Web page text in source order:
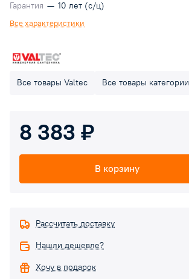
Гарантия — 10 лет (с/ц)
Все характеристики
Все товары Valtec Все товары категории
8 383 ₽
В корзину
Рассчитать доставку
Нашли дешевле?
Хочу в подарок